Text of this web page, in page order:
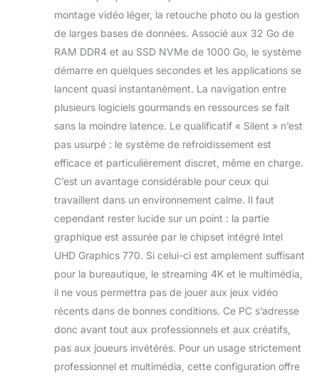
montage vidéo léger, la retouche photo ou la gestion
de larges bases de données. Associé aux 32 Go de
RAM DDR4 et au SSD NVMe de 1000 Go, le système
démarre en quelques secondes et les applications se
lancent quasi instantanément. La navigation entre
plusieurs logiciels gourmands en ressources se fait
sans la moindre latence. Le qualificatif « Silent » n’est
pas usurpé : le système de refroidissement est
efficace et particulièrement discret, même en charge.
C’est un avantage considérable pour ceux qui
travaillent dans un environnement calme. Il faut
cependant rester lucide sur un point : la partie
graphique est assurée par le chipset intégré Intel
UHD Graphics 770. Si celui-ci est amplement suffisant
pour la bureautique, le streaming 4K et le multimédia,
il ne vous permettra pas de jouer aux jeux vidéo
récents dans de bonnes conditions. Ce PC s’adresse
donc avant tout aux professionnels et aux créatifs,
pas aux joueurs invétérés. Pour un usage strictement
professionnel et multimédia, cette configuration offre